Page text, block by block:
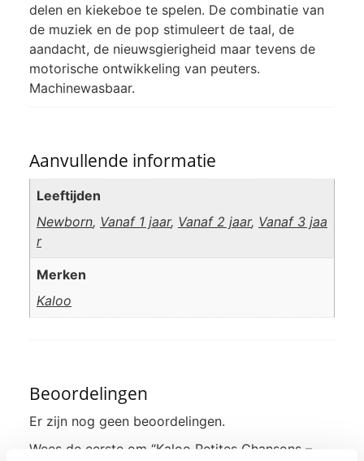
delen en kiekeboe te spelen. De combinatie van
de muziek en de pop stimuleert de taal, de
aandacht, de nieuwsgierigheid maar tevens de
motorische ontwikkeling van peuters.
Machinewasbaar.
Aanvullende informatie
Leeftijden
Newborn, Vanaf 1 jaar, Vanaf 2 jaar, Vanaf 3 jaa
r
Merken
Kaloo
Beoordelingen
Er zijn nog geen beoordelingen.
Wees de eerste om “Kaloo Petites Chansons –